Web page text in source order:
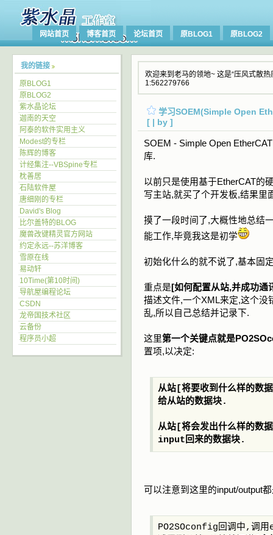
网站首页 博客首页 论坛首页 原BLOG1 原BLOG2
欢迎来到老马的领地~ 这是“压风式散
1:562279766
学习SOEM(Simple Open
[ | by ]
SOEM - Simple Open
库.
以前只是使用基于EtherCAT的
写主站,就买了个开发板,结果里
摸了一段时间了,大概性地总结
能工作,毕竟我这是初学
初始化什么的就不说了,基本固
重点是[如何配置从站,并成功通
描述文件,一个XML来定,这个没
乱,所以自己总结并记录下.
这里第一个关键点就是
置项,以决定:
从站[将要收到什么样的
给从站的数据块.
从站[将会发出什么样的
input回来的数据块.
可以注意到这里的input/output
PO2SOconfig回调中,调
我的链接
原BLOG1
原BLOG2
紫水晶论坛
迦南的天空
阿泰的软件实用主义
Modest的专栏
陈辉的博客
计经集注--VBSpine专栏
枕善居
石陆软件屋
唐细刚的专栏
David's Blog
比尔盖特的BLOG
魔兽改键精灵官方网站
约定永远--苏洋博客
雪原在线
易动轩
10Time(第10时间)
导航屋编程论坛
CSDN
龙帝国技术社区
云备份
程序员小超